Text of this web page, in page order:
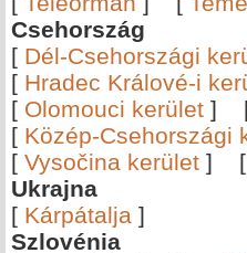
Csehország
[ Dél-Csehországi
[ Hradec Králové-i
[ Olomouci kerület ]
[ Közép-Csehországi
[ Vysočina kerület ] [
Ukrajna
[ Kárpátalja ]
Szlovénia